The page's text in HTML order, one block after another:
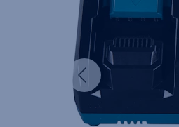
Edellinen